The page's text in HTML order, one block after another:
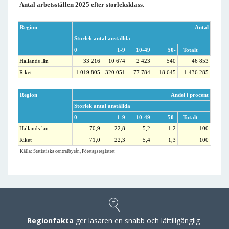
Antal arbetsställen 2025 efter storleksklass.
Region
Antal
Storlek antal anställda
0
1-9 10-49 50-
Totalt
Hallands län
33 216 10 674 2 423 540
46 853
Riket
1 019 805 320 051 77 784 18 645 1 436 285
Region
Andel i procent
Storlek antal anställda
0
1-9 10-49 50-
Totalt
Hallands län
70,9 22,8 5,2 1,2
100
Riket
71,0 22,3 5,4 1,3 100
Källa: Statistiska centralbyrån, Företagsregistret
Regionfakta ger läsaren en snabb och lättillgänglig